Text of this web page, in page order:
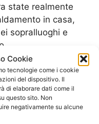
Cookie
tecnologie come i cookie
del dispositivo. Il
di elaborare dati come il
questo sito. Non
negativamente su alcune
state realmente
in casa,
sopralluoghi e